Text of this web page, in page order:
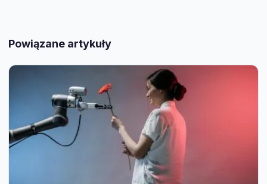
Powiązane artykuły